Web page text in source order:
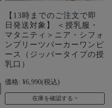
【13時までのご注文で即
日発送対象】 ＜授乳服・
マタニティ＞ニア・シフォ
ンプリーツパーカーワンピ
ース（ジッパータイプの授
乳口）
価格: ¥6,990(税込)
在庫を確認する